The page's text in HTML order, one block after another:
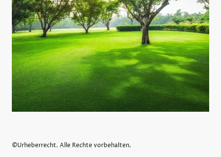
©Urheberrecht. Alle Rechte vorbehalten.